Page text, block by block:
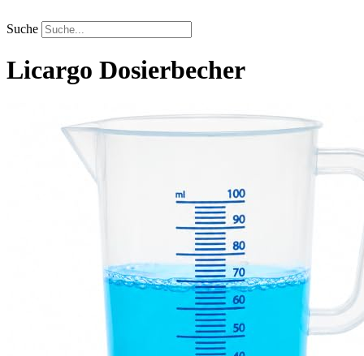
Inhalt
springen
Suche
Licargo Dosierbecher